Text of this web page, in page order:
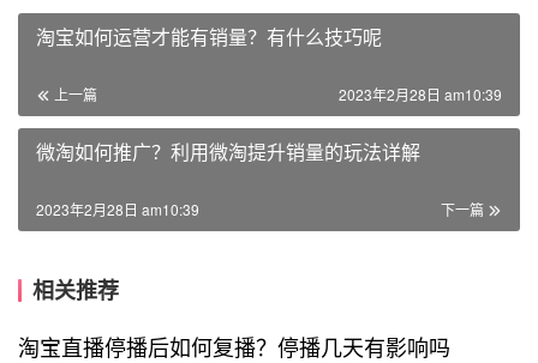
淘宝如何运营才能有销量？有什么技巧呢
上一篇 2023年2月28日 am10:39
微淘如何推广？利用微淘提升销量的玩法详解
下一篇
2023年2月28日 am10:39
相关推荐
淘宝直播停播后如何复播？停播几天有影响吗